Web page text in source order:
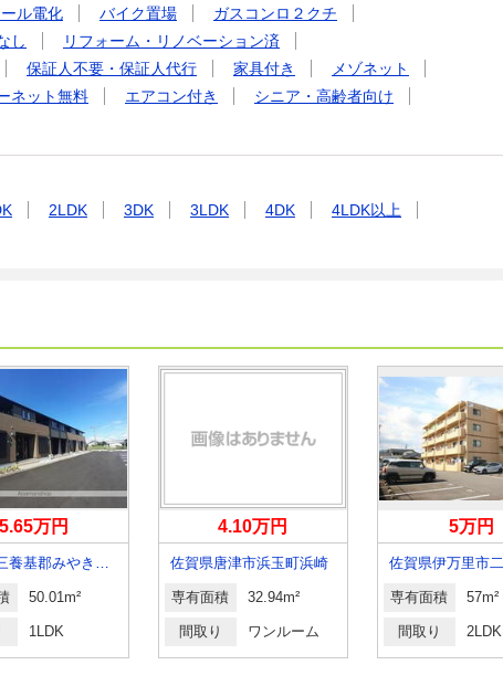
ル電化 バイク置場
ガスコンロ２クチ
し
リフォーム・リノベーション済
保証人不要・保証人代行 家具付き
メゾネット
ネット無料 エアコン付き
シニア・高齢者向け
2LDK 3DK 3LDK 4DK
4LDK以上
5.65万円
佐賀県三養基郡みやき町大字原古賀
50.01m²
1LDK
4.10万円
佐賀県唐津市浜玉町浜崎
専有面積 32.94m²
間取り ワンルーム
5万円
専有面積 57m²
間取り 2LDK